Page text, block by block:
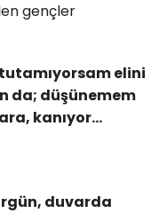
gençler
elini
da; düşünemem
kanıyor…
duvarda